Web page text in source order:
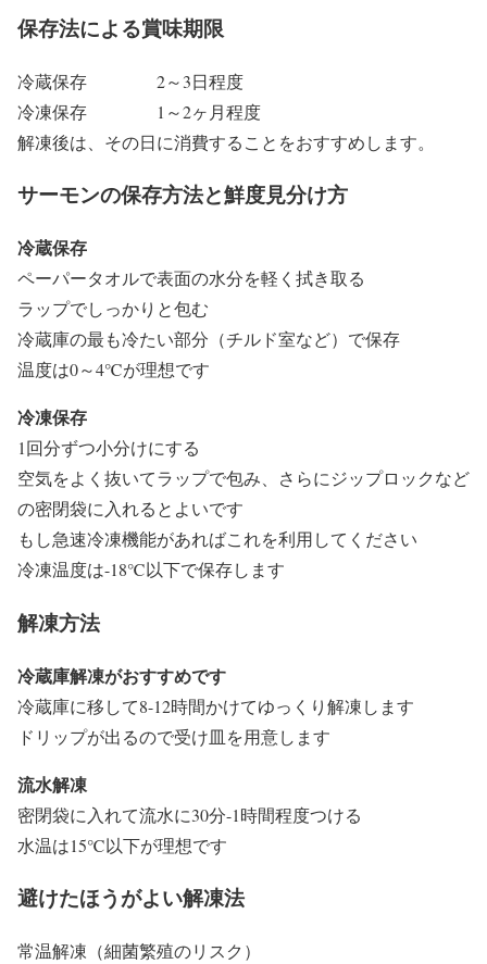
保存法による賞味期限
冷蔵保存 2～3日程度
冷凍保存 1～2ヶ月程度
解凍後は、その日に消費することをおすすめします。
サーモンの保存方法と鮮度見分け方
冷蔵保存
ペーパータオルで表面の水分を軽く拭き取る
ラップでしっかりと包む
冷蔵庫の最も冷たい部分（チルド室など）で保存
温度は0～4℃が理想です
冷凍保存
1回分ずつ小分けにする
空気をよく抜いてラップで包み、さらにジップロックなど
の密閉袋に入れるとよいです
もし急速冷凍機能があればこれを利用してください
冷凍温度は-18℃以下で保存します
解凍方法
冷蔵庫解凍がおすすめです
冷蔵庫に移して8-12時間かけてゆっくり解凍します
ドリップが出るので受け皿を用意します
流水解凍
密閉袋に入れて流水に30分-1時間程度つける
水温は15℃以下が理想です
避けたほうがよい解凍法
常温解凍（細菌繁殖のリスク）